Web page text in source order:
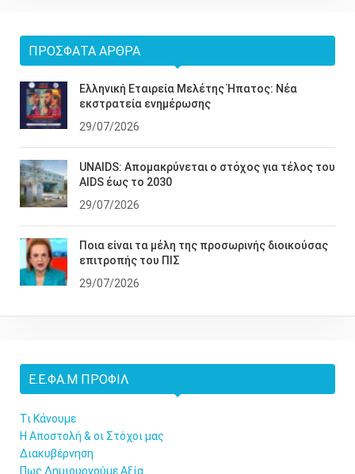
ΠΡΌΣΦΑΤΑ ΆΡΘΡΑ
Ελληνική Εταιρεία Μελέτης Ήπατος: Νέα
εκστρατεία ενημέρωσης
29/07/2026
UNAIDS: Απομακρύνεται ο στόχος για τέλος του
AIDS έως το 2030
29/07/2026
Ποια είναι τα μέλη της προσωρινής διοικούσας
επιτροπής του ΠΙΣ
29/07/2026
Ε.Ε.ΦΑ.Μ ΠΡΟΦΊΛ
Τι Κάνουμε
Η Αποστολή & οι Στόχοι μας
Διακυβέρνηση
Πως Δημιουργούμε Αξία